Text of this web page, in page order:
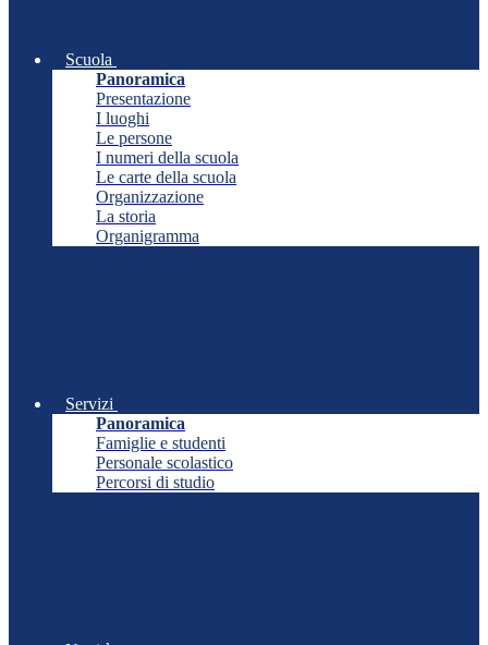
Scuola
Panoramica
Presentazione
I luoghi
Le persone
I numeri della scuola
Le carte della scuola
Organizzazione
La storia
Organigramma
Servizi
Panoramica
Famiglie e studenti
Personale scolastico
Percorsi di studio